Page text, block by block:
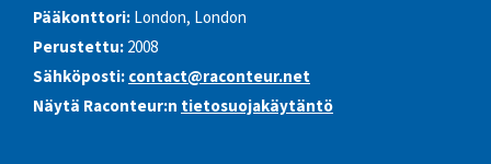
Pääkonttori: London, London
Perustettu: 2008
Sähköposti: contact@raconteur.net
Näytä Raconteur:n tietosuojakäytäntö